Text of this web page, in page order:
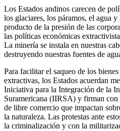
Los Estados andinos carecen de
los glaciares, los páramos, el agua
producto de la presión de las
las políticas económicas
La minería se instala en nuestras
destruyendo nuestras fuentes de
Para facilitar el saqueo de los
extractivas, los Estados acuerdan
Iniciativa para la Integración de la
Suramericana (IIRSA) y firman con
de libre comercio que impactan
la naturaleza. Las protestas ante
la criminalización y con la